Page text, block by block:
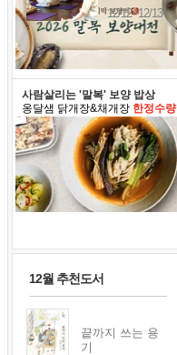
12/12~12/13
사람살리는 '말복' 보양 밥상
옹달샘 닭개장&채개장 한정수량
12월 추천도서
끝까지 쓰는 용
기